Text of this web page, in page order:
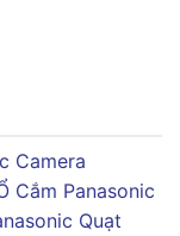
Camera
Cắm Panasonic
Quạt